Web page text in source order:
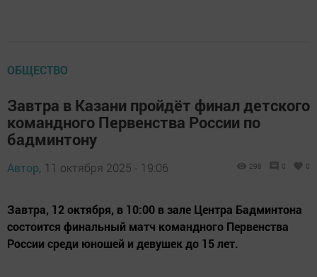
ОБЩЕСТВО
Завтра в Казани пройдёт финал детского
командного Первенства России по
бадминтону
Автор, 11 октября 2025 - 19:06 298 0 0
Завтра, 12 октября, в 10:00 в зале Центра Бадминтона
состоится финальный матч командного Первенства
России среди юношей и девушек до 15 лет.